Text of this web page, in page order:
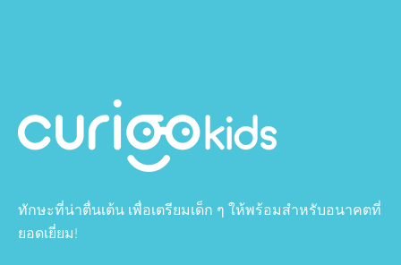
ทักษะที่น่าตื่นเต้น เพื่อเตรียมเด็ก ๆ ให้พร้อมสำหรับอนาคตที่
ยอดเยี่ยม!